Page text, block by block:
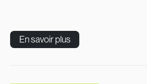
En savoir plus